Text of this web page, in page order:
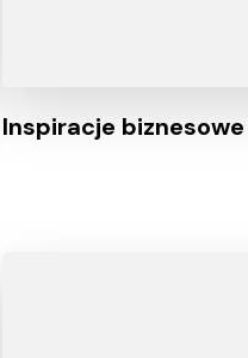
Inspiracje biznesowe